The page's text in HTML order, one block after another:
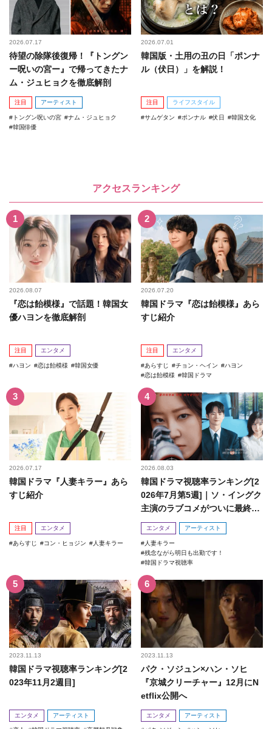
2026.07.17
待望の除隊後復帰！『トングン
ー呪いの宮ー』で帰ってきたナ
ム・ジュヒョクを徹底解剖
注目 アーティスト
トングン呪いの宮
ナム・ジュヒョク
韓国俳優
2026.07.01
韓国版・土用の丑の日「ポンナ
ル（伏日）」を解説！
注目 ライフスタイル
サムゲタン ポンナル 伏日 韓国文化
アクセスランキング
2026.08.07
『恋は飴模様』で話題！韓国女
優ハヨンを徹底解剖
注目 エンタメ
ハヨン 恋は飴模様 韓国女優
2026.07.20
韓国ドラマ『恋は飴模様』あら
すじ紹介
注目 エンタメ
あらすじ チョン・ヘイン
ハヨン
恋は飴模様
韓国ドラマ
2026.07.17
韓国ドラマ『人妻キラー』あら
すじ紹介
注目 エンタメ
あらすじ コン・ヒョジン 人妻キラー
2026.08.03
韓国ドラマ視聴率ランキング[2
026年7月第5週]｜ソ・イングク
主演のラブコメがついに最終
回！
エンタメ アーティスト
人妻キラー
残念ながら明日も出勤です！
韓国ドラマ視聴率
2023.11.13
韓国ドラマ視聴率ランキング[2
023年11月2週目]
エンタメ アーティスト
2023.11.13
パク・ソジュン×ハン・ソヒ
『京城クリーチャー』12月にN
etflix公開へ
エンタメ アーティスト